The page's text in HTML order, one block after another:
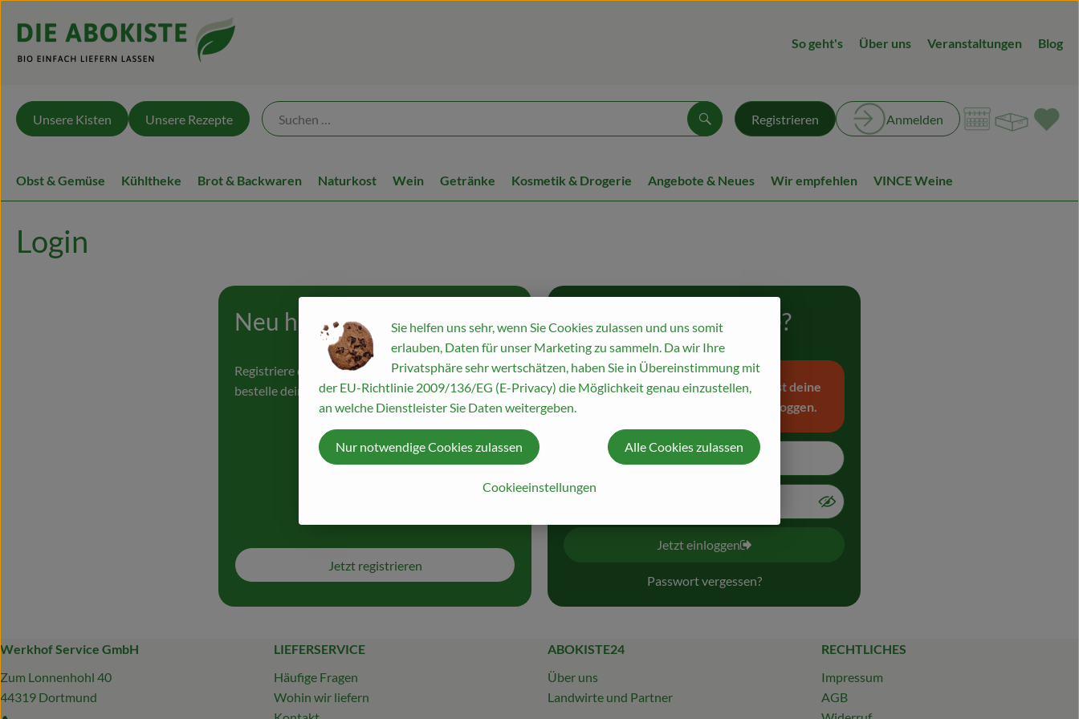
So geht's Über uns Veranstaltungen Blog
Registrieren Anmelden
Suchen
Unsere Kisten Unsere Rezepte
Obst & Gemüse Kühltheke Brot & Backwaren Naturkost Wein Getränke Kosmetik & Drogerie Angebote & Neues Wir empfehlen VINCE Weine
Login
Neu hier?
Registriere dich hier im Handumdrehen und
bestelle deine erste Ökokiste!
Jetzt registrieren
Du bist schon Kunde?
Du wurdest ausgeloggt, vermutlich ist deine
Session abgelaufen. Bitte erneut einloggen.
Jetzt einloggen
Passwort vergessen?
Werkhof Service GmbH
Zum Lonnenhohl 40
44319 Dortmund
LIEFERSERVICE
Häufige Fragen
Wohin wir liefern
ABOKISTE24
Über uns
Landwirte und Partner
RECHTLICHES
Impressum
AGB
Sie helfen uns sehr, wenn Sie Cookies zulassen und uns somit
erlauben, Daten für unser Marketing zu sammeln. Da wir Ihre
Privatsphäre sehr wertschätzen, haben Sie in Übereinstimmung mit
der EU-Richtlinie 2009/136/EG (E-Privacy) die Möglichkeit genau einzustellen,
an welche Dienstleister Sie Daten weitergeben.
Cookieeinstellungen
Nur notwendige Cookies zulassen Alle Cookies zulassen